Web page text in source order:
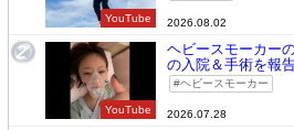
YouTube 2026.08.02
2
YouTube
ヘビースモーカー
の入院＆手術を報
ヘビースモーカー
2026.07.28